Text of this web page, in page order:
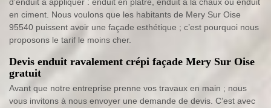
d’enduit à appliquer : enduit en plâtre, enduit à la chaux ou enduit
en ciment. Nous voulons que les habitants de Mery Sur Oise
95540 puissent avoir une façade esthétique ; c’est pourquoi nous
proposons le tarif le moins cher.
Devis enduit ravalement crépi façade Mery Sur Oise
gratuit
Avant que notre entreprise prenne vos travaux en main ; nous
vous invitons à nous envoyer une demande de devis. C’est avec